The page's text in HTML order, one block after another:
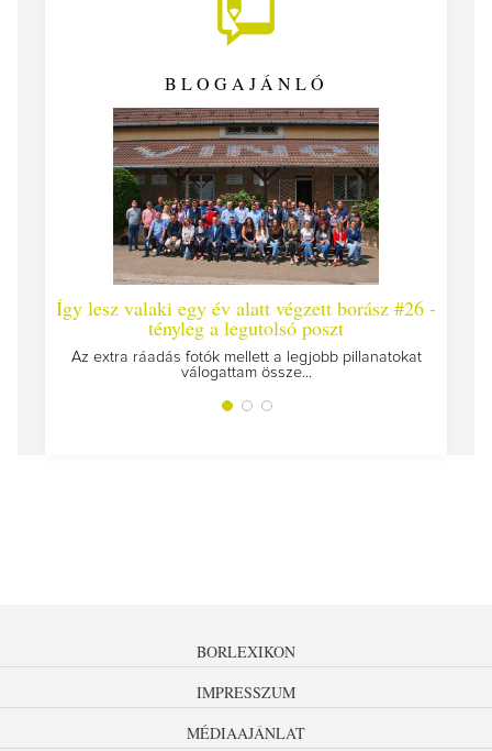
BLOGAJÁNLÓ
Így lesz valaki egy év alatt végzett borász #26 -
tényleg a legutolsó poszt
Az extra ráadás fotók mellett a legjobb pillanatokat
válogattam össze...
BORLEXIKON
IMPRESSZUM
MÉDIAAJÁNLAT